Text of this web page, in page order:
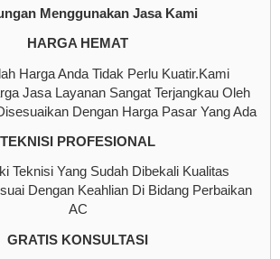
Menggunakan Jasa Kami
HARGA HEMAT
Harga Anda Tidak Perlu Kuatir.Kami
Jasa Layanan Sangat Terjangkau Oleh
Dengan Harga Pasar Yang Ada
TEKNISI PROFESIONAL
Teknisi Yang Sudah Dibekali Kualitas
Dengan Keahlian Di Bidang Perbaikan
AC
GRATIS KONSULTASI